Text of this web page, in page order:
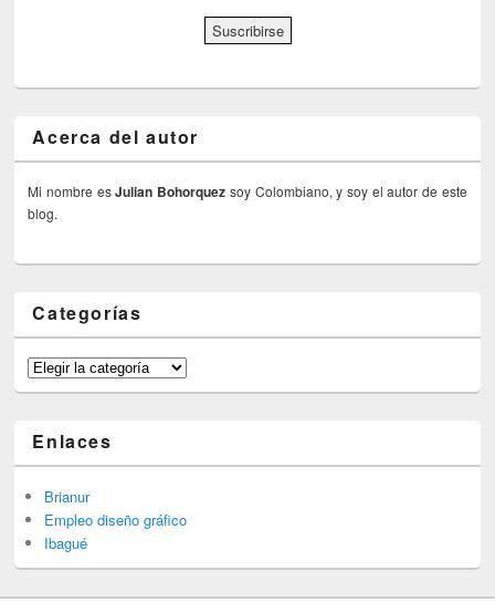
Acerca del autor
Mi nombre esJulian Bohorquez soy Colombiano, y soy el autor de este
blog.
Categorías
Categorías
Enlaces
Brianur
Empleo diseño gráfico
Ibagué